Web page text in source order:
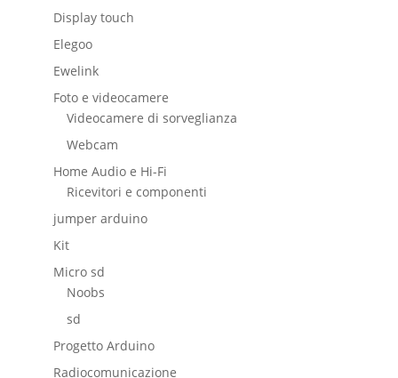
Display touch
Elegoo
Ewelink
Foto e videocamere
Videocamere di sorveglianza
Webcam
Home Audio e Hi-Fi
Ricevitori e componenti
jumper arduino
Kit
Micro sd
Noobs
sd
Progetto Arduino
Radiocomunicazione